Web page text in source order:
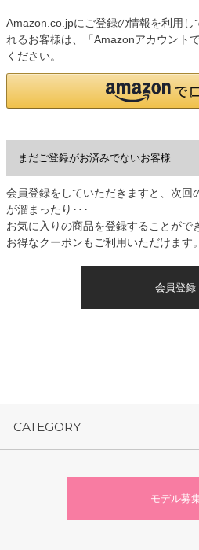
Amazon.co.jpにご登録の情報を利用し
れるお客様は、「Amazonアカウント
ください。
まだご登録がお済みでないお客様
会員登録をしていただきますと、次回
が溜まったり･･･
お気に入りの商品を登録することがで
お得なクーポンもご利用いただけます。
会員登録
CATEGORY
モデル募